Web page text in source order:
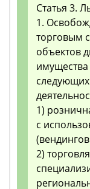
Статья 3.
1.
торговым
объектов
1)
с
2)